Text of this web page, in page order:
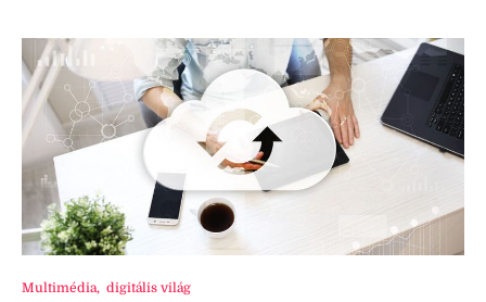
Multimédia, digitális világ